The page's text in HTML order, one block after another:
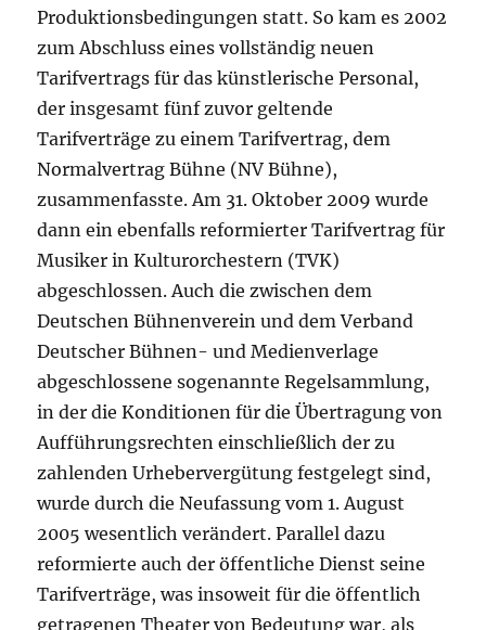
Produktionsbedingungen statt. So kam es 2002
zum Abschluss eines vollständig neuen
Tarifvertrags für das künstlerische Personal,
der insgesamt fünf zuvor geltende
Tarifverträge zu einem Tarifvertrag, dem
Normalvertrag Bühne (NV Bühne),
zusammenfasste. Am 31. Oktober 2009 wurde
dann ein ebenfalls reformierter Tarifvertrag für
Musiker in Kulturorchestern (TVK)
abgeschlossen. Auch die zwischen dem
Deutschen Bühnenverein und dem Verband
Deutscher Bühnen- und Medienverlage
abgeschlossene sogenannte Regelsammlung,
in der die Konditionen für die Übertragung von
Aufführungsrechten einschließlich der zu
zahlenden Urhebervergütung festgelegt sind,
wurde durch die Neufassung vom 1. August
2005 wesentlich verändert. Parallel dazu
reformierte auch der öffentliche Dienst seine
Tarifverträge, was insoweit für die öffentlich
getragenen Theater von Bedeutung war, als